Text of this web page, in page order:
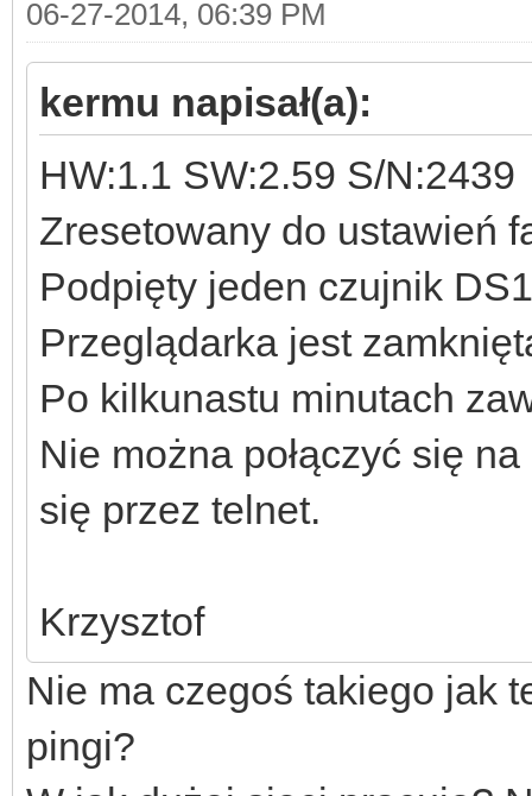
06-27-2014, 06:39 PM
kermu napisał(a):
HW:1.1 SW:2.59 S/N:2439
Zresetowany do ustawień
Podpięty jeden czujnik
Przeglądarka jest
Po kilkunastu minutach
Nie można połączyć się
się przez telnet.
Krzysztof
Nie ma czegoś takiego jak
pingi?